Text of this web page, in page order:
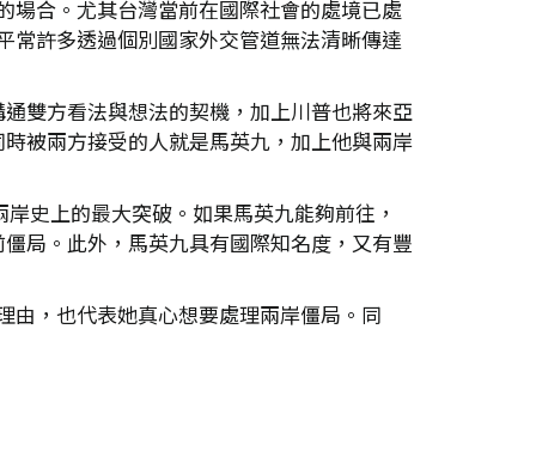
場合。尤其台灣當前在國際社會的處境已處
常許多透過個別國家外交管道無法清晰傳達
雙方看法與想法的契機，加上川普也將來亞
被兩方接受的人就是馬英九，加上他與兩岸
史上的最大突破。如果馬英九能夠前往，
局。此外，馬英九具有國際知名度，又有豐
由，也代表她真心想要處理兩岸僵局。同